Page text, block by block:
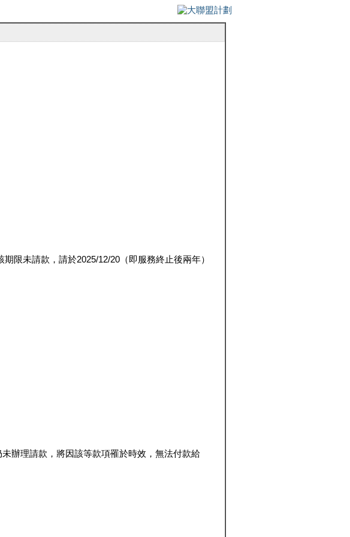
限未請款，請於2025/12/20（即服務終止後兩年）
辦理請款，將因該等款項罹於時效，無法付款給